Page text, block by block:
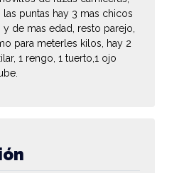
las puntas hay 3 mas chicos
de mas edad, resto parejo,
para meterles kilos, hay 2
1 rengo, 1 tuerto,1 ojo